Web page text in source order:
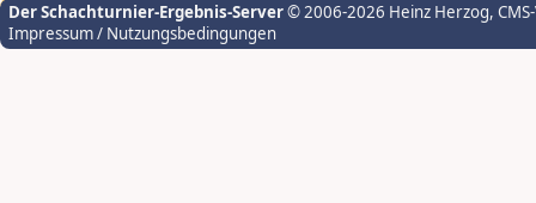
Der Schachturnier-Ergebnis-Server© 2006-2026 Heinz Herzog,
Impressum / Nutzungsbedingungen